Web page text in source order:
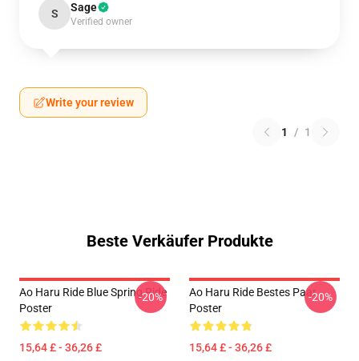
S Sage
Verified owner
Write your review
1 / 1
Beste Verkäufer Produkte
Ao Haru Ride Blue Spring Ride
Poster
15,64 £ - 36,26 £
-20%
Ao Haru Ride Bestes Paar
Poster
15,64 £ - 36,26 £
-20%